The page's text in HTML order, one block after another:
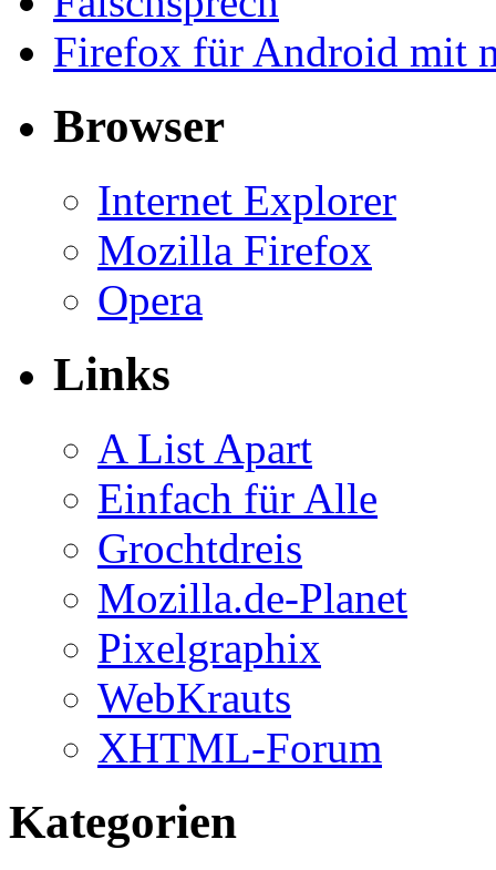
Firefox für Android mit
Browser
Internet Explorer
Mozilla Firefox
Opera
Links
A List Apart
Einfach für Alle
Grochtdreis
Mozilla.de-Planet
Pixelgraphix
WebKrauts
XHTML-Forum
Kategorien